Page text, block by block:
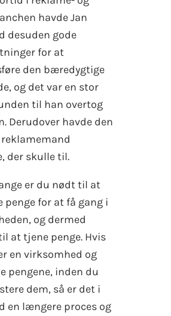
havde Jan
desuden gode
for at
den bæredygtige
og det var en stor
til han overtog
Derudover havde den
der skulle til.
er du nødt til at
penge for at få gang i
og dermed
at tjene penge. Hvis
en virksomhed og
pengene, inden du
dem, så er det i
en længere proces og